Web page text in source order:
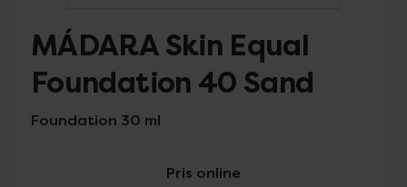
MÁDARA Skin Equal
Foundation 40 Sand
Foundation 30 ml
Pris online